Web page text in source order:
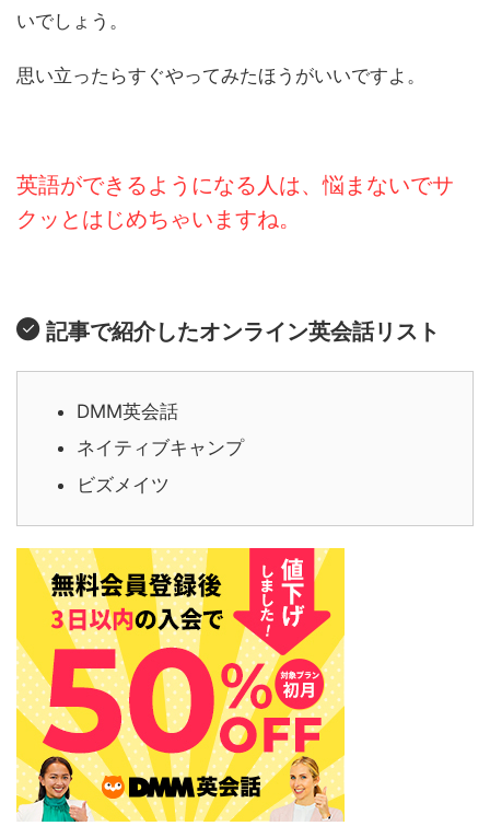
いでしょう。
思い立ったらすぐやってみたほうがいいですよ。
英語ができるようになる人は、悩まないでサ
クッとはじめちゃいますね。
記事で紹介したオンライン英会話リスト
DMM英会話
ネイティブキャンプ
ビズメイツ